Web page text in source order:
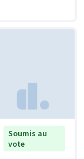
Soumis au
vote